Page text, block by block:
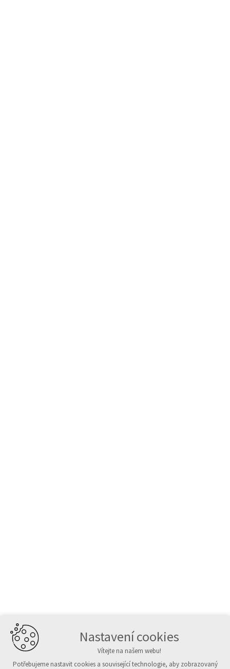
Nastavení cookies
Vítejte na našem webu!
Potřebujeme nastavit cookies a související technologie, aby zobrazovaný